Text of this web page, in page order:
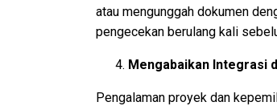
atau mengunggah dokumen
pengecekan berulang kali
Mengabaikan Integrasi
Pengalaman proyek dan